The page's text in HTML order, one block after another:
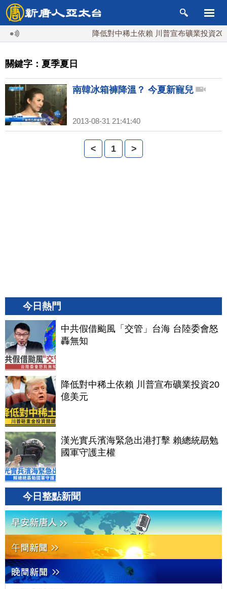
降低對中稀土依賴 川普宣布礦業投資20億
關鍵字：夏季夏日
南韓冰箱褲降溫？ 今夏新寵兒
2013-08-31 21:41:40
< 1 >
今日熱門
中共假借颱風「交管」台海 台陸委會怒
轟無知
降低對中稀土依賴 川普宣布礦業投資20
億美元
漢光實兵濱海緊急出港打擊 賴總統勗勉
國軍守護主權
今日整點新聞